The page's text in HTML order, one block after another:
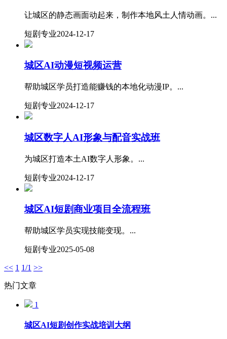
让城区的静态画面动起来，制作本地风土人情动画。...
短剧专业2024-12-17
​城区AI动漫短视频运营
帮助城区学员打造能赚钱的本地化动漫IP。...
短剧专业2024-12-17
​城区数字人AI形象与配音实战班
为城区打造本土AI数字人形象。...
短剧专业2024-12-17
城区AI短剧商业项目全流程班
帮助城区学员实现技能变现。...
短剧专业2025-05-08
<< 1 1/1 >>
热门文章
1
城区AI短剧创作实战培训大纲